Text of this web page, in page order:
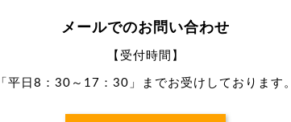
メールでのお問い合わせ
【受付時間】
「平日8：30～17：30」までお受けしております。